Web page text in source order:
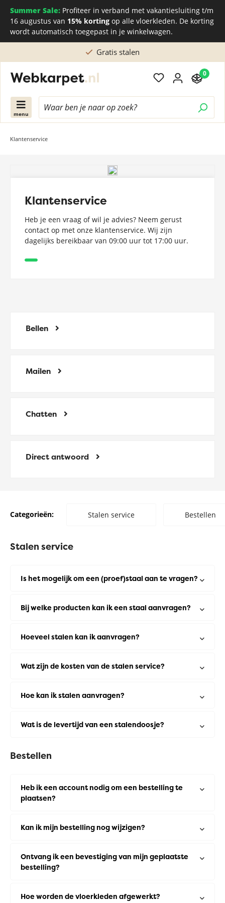
Summer Sale: Profiteer in verband met vakantiesluiting t/m
16 augustus van 15% korting op alle vloerkleden. De korting
wordt automatisch toegepast in je winkelwagen.
Gratis stalen
menu
0
Klantenservice
Klantenservice
Heb je een vraag of wil je advies? Neem gerust
contact op met onze klantenservice. Wij zijn
dagelijks bereikbaar van 09:00 uur tot 17:00 uur.
Bellen
Mailen
Chatten
Direct antwoord
Categorieën: Stalen service Bestellen
Stalen service
Is het mogelijk om een (proef)staal aan te vragen?
Bij welke producten kan ik een staal aanvragen?
Hoeveel stalen kan ik aanvragen?
Wat zijn de kosten van de stalen service?
Hoe kan ik stalen aanvragen?
Wat is de levertijd van een stalendoosje?
Bestellen
Heb ik een account nodig om een bestelling te
plaatsen?
Kan ik mijn bestelling nog wijzigen?
Ontvang ik een bevestiging van mijn geplaatste
bestelling?
Hoe worden de vloerkleden afgewerkt?